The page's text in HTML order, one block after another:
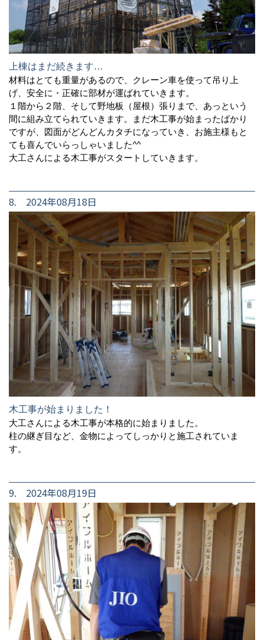
上棟はまだ続きます…
材料はとても重量があるので、クレーン車を使って吊り上
げ、安全に・正確に部材が運ばれていきます。
１階から２階、そして野地板（屋根）張りまで、あっという
間に組み立てられていきます。まだ木工事が始まったばかり
ですが、図面がどんどんカタチになっていき、お施主様もと
ても喜んでいらっしゃいました^^
大工さんによる木工事がスタートしていきます。
8. 2024年08月18日
木工事が始まりました！
大工さんによる木工事が本格的に始まりました。
柱の継ぎ目など、金物によってしっかりと施工されていま
す。
9. 2024年08月19日